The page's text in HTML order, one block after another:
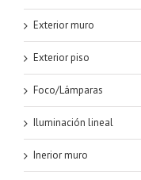
Exterior muro
Exterior piso
Foco/Lámparas
Iluminación lineal
Inerior muro